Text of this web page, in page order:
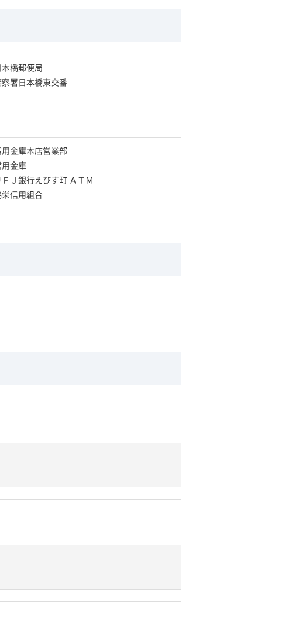
橋郵便局
署日本橋東交番
金庫本店営業部
金庫
Ｊ銀行えびす町 ＡＴＭ
信用組合